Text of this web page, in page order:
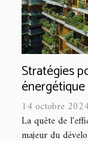
Stratégies
14 octobre 2024
La quête de
majeur du